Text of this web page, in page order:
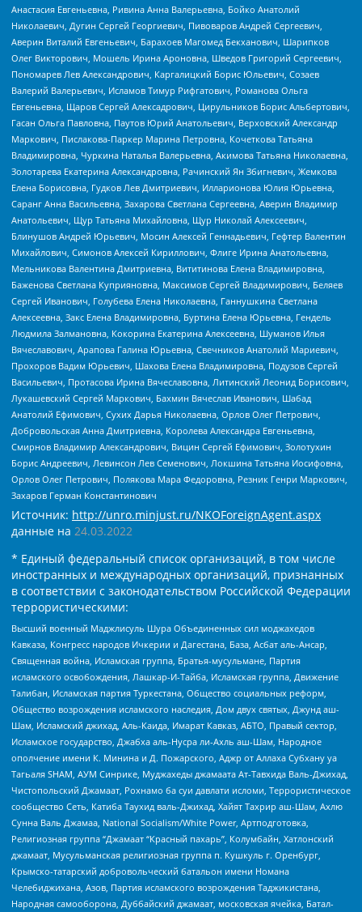
Анастасия Евгеньевна, Ривина Анна Валерьевна, Бойко Анатолий
Николаевич, Дугин Сергей Георгиевич, Пивоваров Андрей Сергеевич,
Аверин Виталий Евгеньевич, Барахоев Магомед Бекханович, Шарипков
Олег Викторович, Мошель Ирина Ароновна, Шведов Григорий Сергеевич,
Пономарев Лев Александрович, Каргалицкий Борис Юльевич, Созаев
Валерий Валерьевич, Исламов Тимур Рифгатович, Романова Ольга
Евгеньевна, Щаров Сергей Алексадрович, Цирульников Борис Альбертович,
Гасан Ольга Павловна, Паутов Юрий Анатольевич, Верховский Александр
Маркович, Пислакова-Паркер Марина Петровна, Кочеткова Татьяна
Владимировна, Чуркина Наталья Валерьевна, Акимова Татьяна Николаевна,
Золотарева Екатерина Александровна, Рачинский Ян Збигневич, Жемкова
Елена Борисовна, Гудков Лев Дмитриевич, Илларионова Юлия Юрьевна,
Саранг Анна Васильевна, Захарова Светлана Сергеевна, Аверин Владимир
Анатольевич, Щур Татьяна Михайловна, Щур Николай Алексеевич,
Блинушов Андрей Юрьевич, Мосин Алексей Геннадьевич, Гефтер Валентин
Михайлович, Симонов Алексей Кириллович, Флиге Ирина Анатольевна,
Мельникова Валентина Дмитриевна, Вититинова Елена Владимировна,
Баженова Светлана Куприяновна, Максимов Сергей Владимирович, Беляев
Сергей Иванович, Голубева Елена Николаевна, Ганнушкина Светлана
Алексеевна, Закс Елена Владимировна, Буртина Елена Юрьевна, Гендель
Людмила Залмановна, Кокорина Екатерина Алексеевна, Шуманов Илья
Вячеславович, Арапова Галина Юрьевна, Свечников Анатолий Мариевич,
Прохоров Вадим Юрьевич, Шахова Елена Владимировна, Подузов Сергей
Васильевич, Протасова Ирина Вячеславовна, Литинский Леонид Борисович,
Лукашевский Сергей Маркович, Бахмин Вячеслав Иванович, Шабад
Анатолий Ефимович, Сухих Дарья Николаевна, Орлов Олег Петрович,
Добровольская Анна Дмитриевна, Королева Александра Евгеньевна,
Смирнов Владимир Александрович, Вицин Сергей Ефимович, Золотухин
Борис Андреевич, Левинсон Лев Семенович, Локшина Татьяна Иосифовна,
Орлов Олег Петрович, Полякова Мара Федоровна, Резник Генри Маркович,
Захаров Герман Константинович
Источник: http://unro.minjust.ru/NKOForeignAgent.aspx
данные на 24.03.2022
* Единый федеральный список организаций, в том числе
иностранных и международных организаций, признанных
в соответствии с законодательством Российской Федерации
террористическими:
Высший военный Маджлисуль Шура Объединенных сил моджахедов
Кавказа, Конгресс народов Ичкерии и Дагестана, База, Асбат аль-Ансар,
Священная война, Исламская группа, Братья-мусульмане, Партия
исламского освобождения, Лашкар-И-Тайба, Исламская группа, Движение
Талибан, Исламская партия Туркестана, Общество социальных реформ,
Общество возрождения исламского наследия, Дом двух святых, Джунд аш-
Шам, Исламский джихад, Аль-Каида, Имарат Кавказ, АБТО, Правый сектор,
Исламское государство, Джабха аль-Нусра ли-Ахль аш-Шам, Народное
ополчение имени К. Минина и Д. Пожарского, Аджр от Аллаха Субхану уа
Тагьаля SHAM, АУМ Синрике, Муджахеды джамаата Ат-Тавхида Валь-Джихад,
Чистопольский Джамаат, Рохнамо ба суи давлати исломи, Террористическое
сообщество Сеть, Катиба Таухид валь-Джихад, Хайят Тахрир аш-Шам, Ахлю
Сунна Валь Джамаа, National Socialism/White Power, Артподготовка,
Религиозная группа “Джамаат “Красный пахарь”, Колумбайн, Хатлонский
джамаат, Мусульманская религиозная группа п. Кушкуль г. Оренбург,
Крымско-татарский добровольческий батальон имени Номана
Челебиджихана, Азов, Партия исламского возрождения Таджикистана,
Народная самооборона, Дуббайский джамаат, московская ячейка, Батал-